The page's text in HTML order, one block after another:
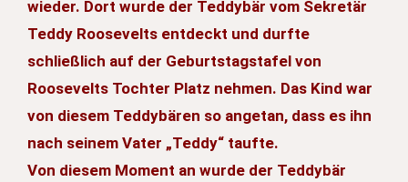
wieder. Dort wurde der Teddybär vom Sekretär
Teddy Roosevelts entdeckt und durfte
schließlich auf der Geburtstagstafel von
Roosevelts Tochter Platz nehmen. Das Kind war
von diesem Teddybären so angetan, dass es ihn
nach seinem Vater „Teddy“ taufte.
Von diesem Moment an wurde der Teddybär